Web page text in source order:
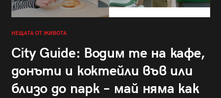
НЕЩАТА ОТ ЖИВОТА
City Guide: Водим те на кафе,
донъти и коктейли във или
близо до парк – май няма как